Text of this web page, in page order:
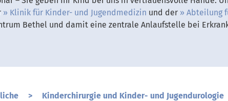
Klinik für Kinder- und Jugendmedizin und der
Abteilung
Bethel und damit eine zentrale Anlaufstelle bei
> Kinderchirurgie und Kinder- und Jugendurologie